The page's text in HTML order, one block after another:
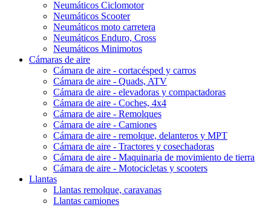
Neumáticos Ciclomotor
Neumáticos Scooter
Neumáticos moto carretera
Neumáticos Enduro, Cross
Neumáticos Minimotos
Cámaras de aire
Cámara de aire - cortacésped y carros
Cámara de aire - Quads, ATV
Cámara de aire - elevadoras y compactadoras
Cámara de aire - Coches, 4x4
Cámara de aire - Remolques
Cámara de aire - Camiones
Cámara de aire - remolque, delanteros y MPT
Cámara de aire - Tractores y cosechadoras
Cámara de aire - Maquinaria de movimiento de tierra
Cámara de aire - Motocicletas y scooters
Llantas
Llantas remolque, caravanas
Llantas camiones